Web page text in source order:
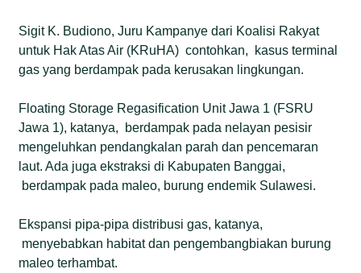
Sigit K. Budiono, Juru Kampanye dari Koalisi Rakyat
untuk Hak Atas Air (KRuHA) contohkan, kasus terminal
gas yang berdampak pada kerusakan lingkungan.
Floating Storage Regasification Unit Jawa 1 (FSRU
Jawa 1), katanya, berdampak pada nelayan pesisir
mengeluhkan pendangkalan parah dan pencemaran
laut. Ada juga ekstraksi di Kabupaten Banggai,
berdampak pada maleo, burung endemik Sulawesi.
Ekspansi pipa-pipa distribusi gas, katanya,
menyebabkan habitat dan pengembangbiakan burung
maleo terhambat.